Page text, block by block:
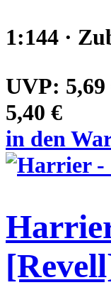
1:144 ·
UVP: 5,69
5,40 €
in den